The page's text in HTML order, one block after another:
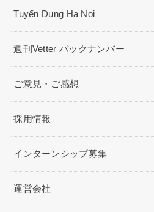
Tuyển Dụng Ha Noi
週刊Vetter バックナンバー
ご意見・ご感想
採用情報
インターンシップ募集
運営会社